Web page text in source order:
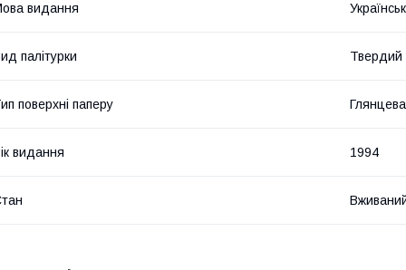
видання
палітурки Твердий
поверхні паперу Глянцева
видання 1994